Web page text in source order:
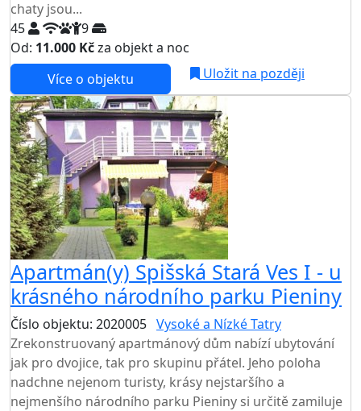
chaty jsou...
45
9
Od: 11.000 Kčza objekt a noc
Více o objektu
Uložit na později
Apartmán(y) Spišská Stará Ves I - u
krásného národního parku Pieniny
Číslo objektu: 2020005 Vysoké a Nízké Tatry
Zrekonstruovaný apartmánový dům nabízí ubytování
jak pro dvojice, tak pro skupinu přátel. Jeho poloha
nadchne nejenom turisty, krásy nejstaršího a
nejmenšího národního parku Pieniny si určitě zamiluje